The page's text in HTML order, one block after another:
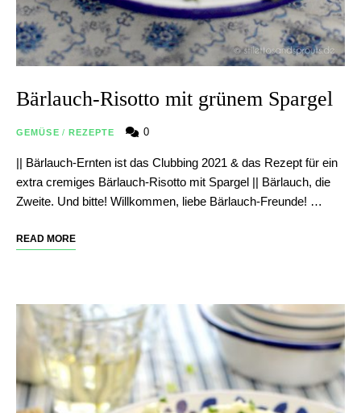
Bärlauch-Risotto mit grünem Spargel
GEMÜSE / REZEPTE 0
|| Bärlauch-Ernten ist das Clubbing 2021 & das Rezept für ein
extra cremiges Bärlauch-Risotto mit Spargel || Bärlauch, die
Zweite. Und bitte! Willkommen, liebe Bärlauch-Freunde! …
READ MORE